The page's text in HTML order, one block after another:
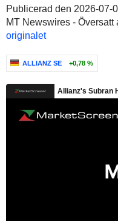
Publicerad den 2026-07-
MT Newswires - Översatt
originalet
ALLIANZ SE +0,78 %